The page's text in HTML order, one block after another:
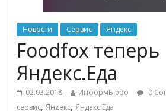
Новости Сервис Яндекс
Foodfox теперь
Яндекс.Еда
02.03.2018 ИнформБюро 0
сервис,Яндекс,Яндекс.Еда